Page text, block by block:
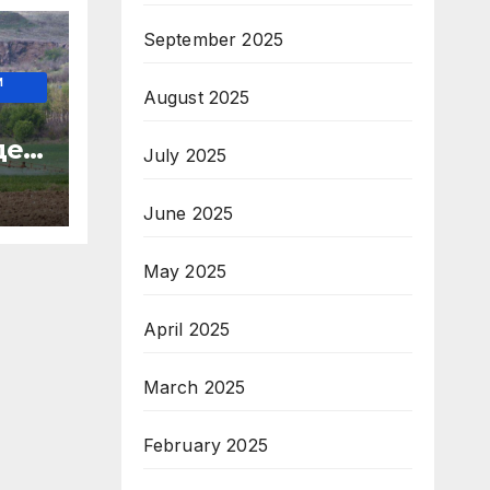
September 2025
August 2025
July 2025
June 2025
May 2025
April 2025
March 2025
February 2025